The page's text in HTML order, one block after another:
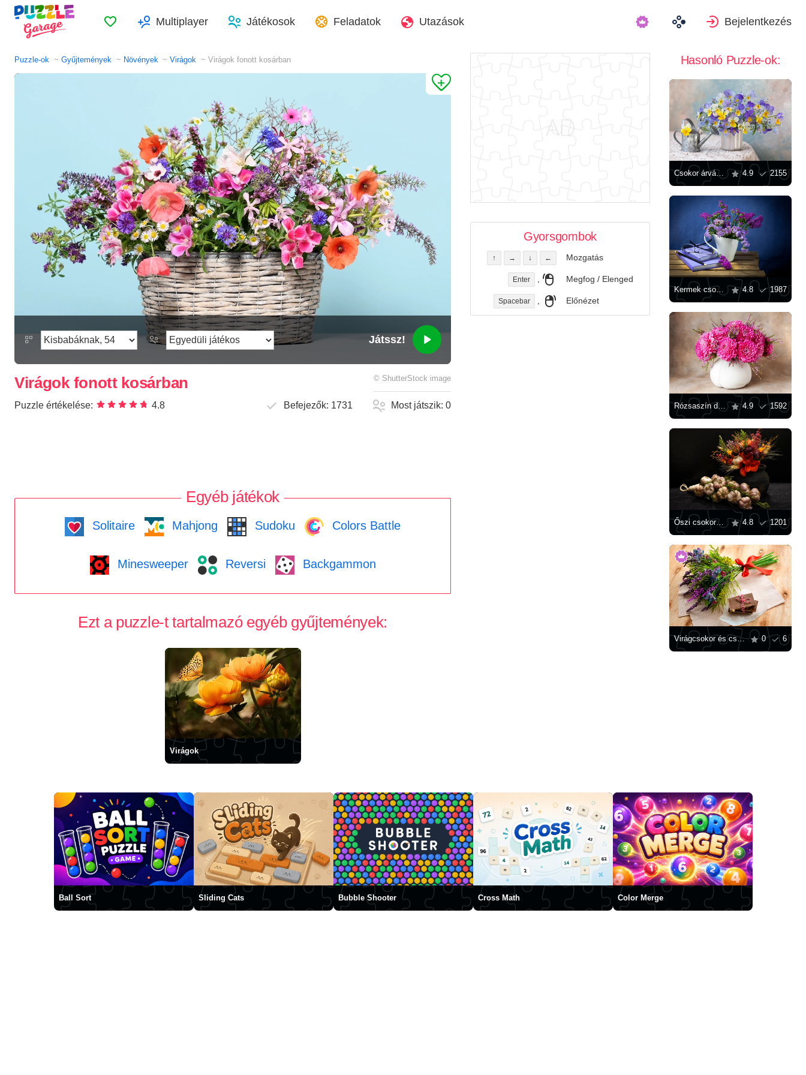
KedvencekMultiplayer Játékosok Feladatok Utazások Bejelentkezés
Puzzle-ok Gyűjtemények Növények Virágok Virágok fonott kosárban
Játssz!
Virágok fonott kosárban © ShutterStock image
Puzzle értékelése: 4.8 Befejezők: 1731 Most játszik:0
Egyéb játékok
Solitaire Mahjong Sudoku Colors Battle
Minesweeper Reversi Backgammon
Ezt a puzzle-t tartalmazó egyéb gyűjtemények:
Virágok
Gyorsgombok
↑ → ↓ ← Mozgatás
Enter , Megfog / Elenged
Spacebar , Előnézet
Hasonló Puzzle-ok:
Csokor árvácska 4.9 2155
Kermek csokor 4.8 1987
Rózsaszín daliák 4.9 1592
Őszi csokor és fokhagyma 4.8 1201
Virágcsokor és csokoládédarabkák 0 6
Ball Sort Sliding Cats Bubble Shooter Cross Math Color Merge